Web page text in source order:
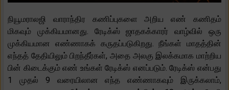
நியூமராலஜி வாராந்திர கணிப்புகளை அறிய எண் கணிதம்
மிகவும் முக்கியமானது. ரேடிக்ஸ் ஜாதகக்காரர் வாழ்வில் ஒரு
முக்கியமான எண்ணாகக் கருதப்படுகிறது. நீங்கள் மாதத்தின்
எந்தத் தேதியிலும் பிறந்தீர்கள், அதை அலகு இலக்கமாக மாற்றிய
பின் கிடைக்கும் எண் உங்கள் ரேடிக்ஸ் எனப்படும். ரேடிக்ஸ் என்பது
1 முதல் 9 வரையிலான எந்த எண்ணாகவும் இருக்கலாம்,